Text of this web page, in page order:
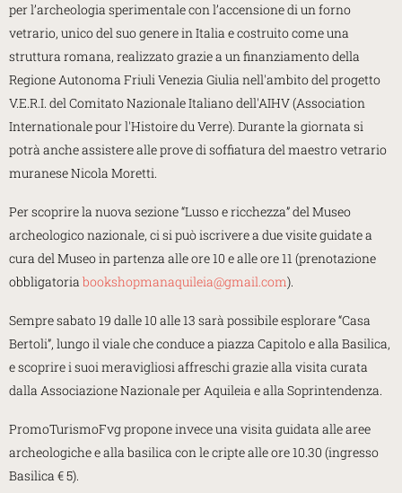
per l’archeologia sperimentale con l’accensione di un forno
vetrario, unico del suo genere in Italia e costruito come una
struttura romana, realizzato grazie a un finanziamento della
Regione Autonoma Friuli Venezia Giulia nell'ambito del progetto
V.E.R.I. del Comitato Nazionale Italiano dell'AIHV (Association
Internationale pour l'Histoire du Verre). Durante la giornata si
potrà anche assistere alle prove di soffiatura del maestro vetrario
muranese Nicola Moretti.
Per scoprire la nuova sezione “Lusso e ricchezza” del Museo
archeologico nazionale, ci si può iscrivere a due visite guidate a
cura del Museo in partenza alle ore 10 e alle ore 11 (prenotazione
obbligatoriabookshopmanaquileia@gmail.com).
Sempre sabato 19 dalle 10 alle 13 sarà possibile esplorare “Casa
Bertoli”, lungo il viale che conduce a piazza Capitolo e alla Basilica,
e scoprire i suoi meravigliosi affreschi grazie alla visita curata
dalla Associazione Nazionale per Aquileia e alla Soprintendenza.
PromoTurismoFvg propone invece una visita guidata alle aree
archeologiche e alla basilica con le cripte alle ore 10.30 (ingresso
Basilica € 5).